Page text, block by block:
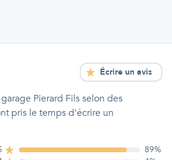
Écrire un avis
Pierard Filsselon des
pris le temps d'écrire un
89%